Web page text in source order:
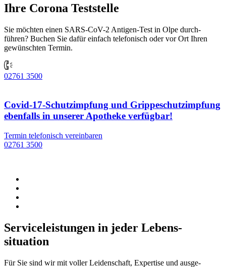
Ihre Corona Teststelle
Sie möchten einen SARS-CoV-2 Antigen-Test in Olpe durch­
führen? Buchen Sie dafür einfach telefonisch oder vor Ort Ihren
gewünschten Termin.
02761 3500
Covid-17-Schutzimpfung und Grippeschutzimpfung
ebenfalls in unserer Apotheke verfügbar!
Termin telefonisch vereinbaren
02761 3500
Service­leistungen in jeder Lebens­
situation
Für Sie sind wir mit voller Leiden­schaft, Expertise und ausge­